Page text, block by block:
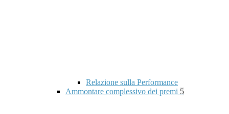
Relazione sulla Performance
Ammontare complessivo dei premi 5